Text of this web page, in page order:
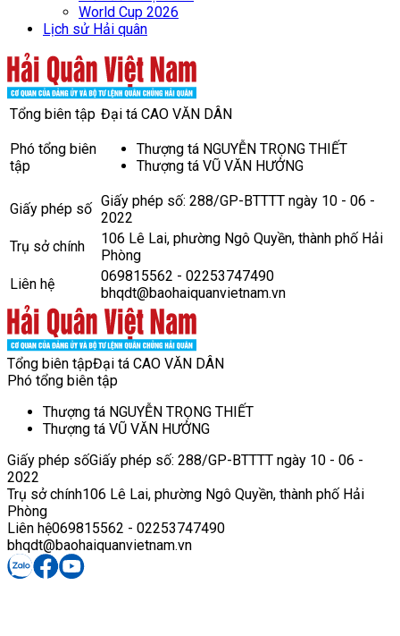
World Cup 2026
Lịch sử Hải quân
Tổng biên tập Đại tá CAO VĂN DÂN
Phó tổng biên
tập
Thượng tá NGUYỄN TRỌNG THIẾT
Thượng tá VŨ VĂN HƯỞNG
Giấy phép số Giấy phép số: 288/GP-BTTTT ngày 10 - 06 -
2022
Trụ sở chính
106 Lê Lai, phường Ngô Quyền, thành phố Hải
Phòng
Liên hệ
069815562 - 02253747490
bhqdt@baohaiquanvietnam.vn
Tổng biên tậpĐại tá CAO VĂN DÂN
Phó tổng biên tập
Thượng tá NGUYỄN TRỌNG THIẾT
Thượng tá VŨ VĂN HƯỞNG
Giấy phép sốGiấy phép số: 288/GP-BTTTT ngày 10 - 06 -
2022
Trụ sở chính106 Lê Lai, phường Ngô Quyền, thành phố Hải
Phòng
Liên hệ069815562 - 02253747490
bhqdt@baohaiquanvietnam.vn